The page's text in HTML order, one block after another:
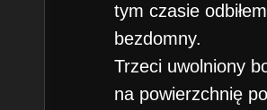
tym czasie
bezdomny.
Trzeci uwolniony
na powierzchnię